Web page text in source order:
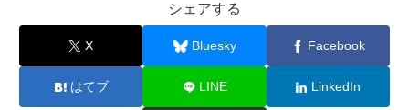
シェアする
X Bluesky Facebook
はてブ LINE LinkedIn